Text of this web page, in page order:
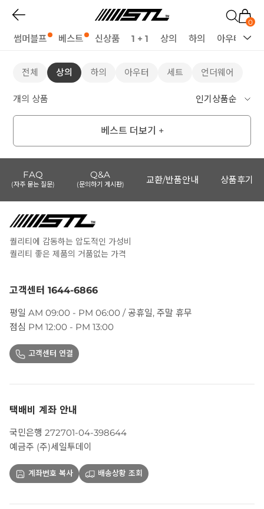
0
썸머블프 베스트 신상품 1 + 1 상의 하의 아우터
전체 상의 하의 아우터 세트 언더웨어
개의 상품
베스트 더보기 +
FAQ
(자주 묻는 질문)
Q&A
(문의하기 게시판) 교환/반품안내 상품후기
퀄리티에 감동하는 압도적인 가성비
퀄리티 좋은 제품의 거품없는 가격
고객센터 1644-6866
평일 AM 09:00 - PM 06:00 / 공휴일, 주말 휴무
점심 PM 12:00 - PM 13:00
고객센터 연결
택배비 계좌 안내
국민은행 272701-04-398644
예금주 (주)세일투데이
계좌번호 복사 배송상황 조회